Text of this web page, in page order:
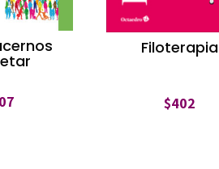
Filoterapia
$402